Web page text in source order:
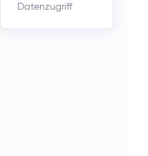
Datenzugriff